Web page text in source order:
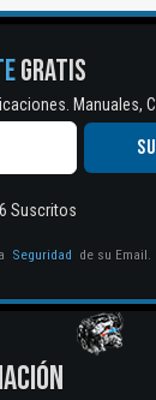
GRATIS
Manuales,
Suscritos
Seguridad de su Email.